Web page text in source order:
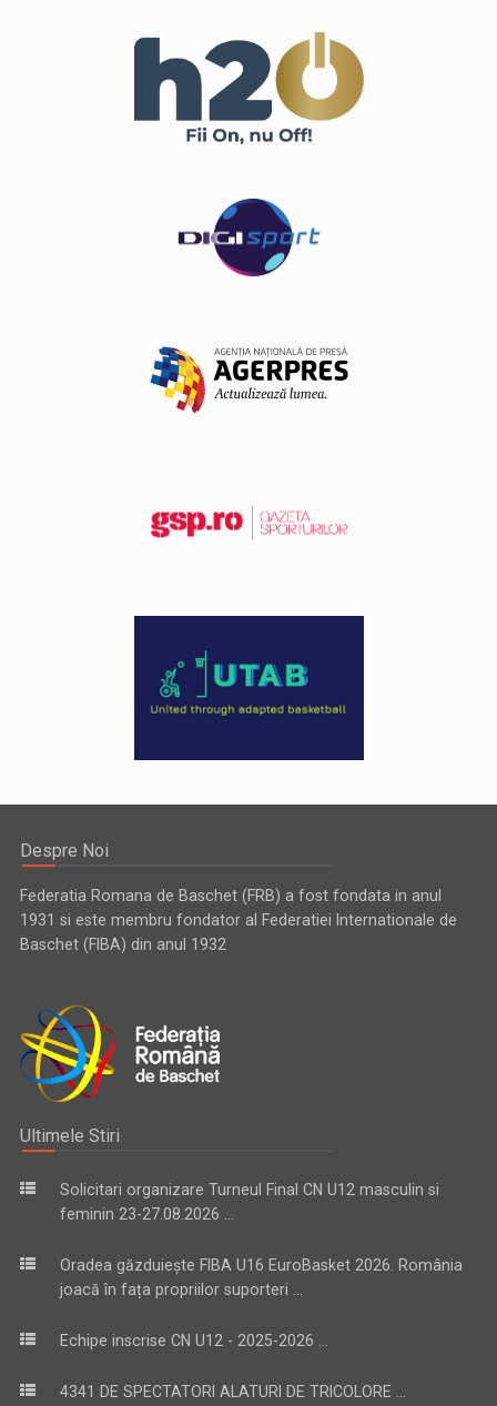
Despre Noi
Federatia Romana de Baschet (FRB) a fost fondata in anul
1931 si este membru fondator al Federatiei Internationale de
Baschet (FIBA) din anul 1932
Ultimele Stiri
Solicitari organizare Turneul Final CN U12 masculin si
feminin 23-27.08.2026 ...
Oradea găzduiește FIBA U16 EuroBasket 2026. România
joacă în fața propriilor suporteri ...
Echipe inscrise CN U12 - 2025-2026 ...
4341 DE SPECTATORI ALATURI DE TRICOLORE ...